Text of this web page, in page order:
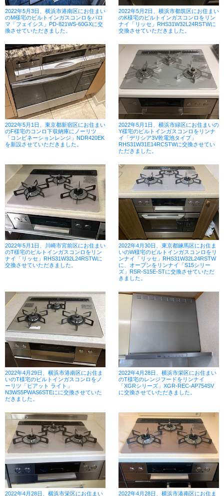
2022年5月3日、横浜市港南区にお住まい
のM様宅のビルトインガスコンロをパロ
マ「フェイシス」PD-821WS-60GXに交
換させていただきました。
2022年5月2日、横浜市都筑区にお住まい
のK様宅のビルトインガスコンロをリン
ナイ「リッセ」RHS31W32L24RSTWに
交換させていただきました。
2022年5月1日、東京都新宿区にお住まい
のF様宅のコンロ下収納庫にノーリツ
「コンビネーションレンジ」NDR420EK
を新設させていただきました。
2022年5月1日、横浜市緑区にお住まいの
Y様宅のビルトインガスコンロをリンナ
イ「デリシア3V乾電池タイプ」
RHS31W31E14RCSTWに交換させてい
ただきました。
2022年5月1日、川崎市宮前区にお住まい
のT様宅のビルトインガスコンロをリン
ナイ「リッセ」RHS31W32L24RSTWに
交換させていただきました。
2022年4月30日、東京都練馬区にお住ま
いのW様宅のビルトインガスコンロをリ
ンナイ「リッセ」RHS31W32L24RSTW
に、オーブンをリンナイ「S15シリー
ズ」RSR-S15E-STに交換させていただ
きました。
2022年4月29日、横浜市港南区にお住ま
いのT様宅のビルトインガスコンロをノ
ーリツ「ピアット ライト」
N3WS5PWAS6STEにに交換させていた
だきました。
2022年4月28日、横浜市栄区にお住まい
のT様宅のレンジフードをリンナイ
「XGRシリーズ」XGR-REC-AP754SV
に交換させていただきました。
2022年4月28日、横浜市栄区にお住まい
2022年4月28日、横浜市港南区にお住ま